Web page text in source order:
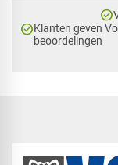
check_circle
check_circleKlanten geven
beoordelingen